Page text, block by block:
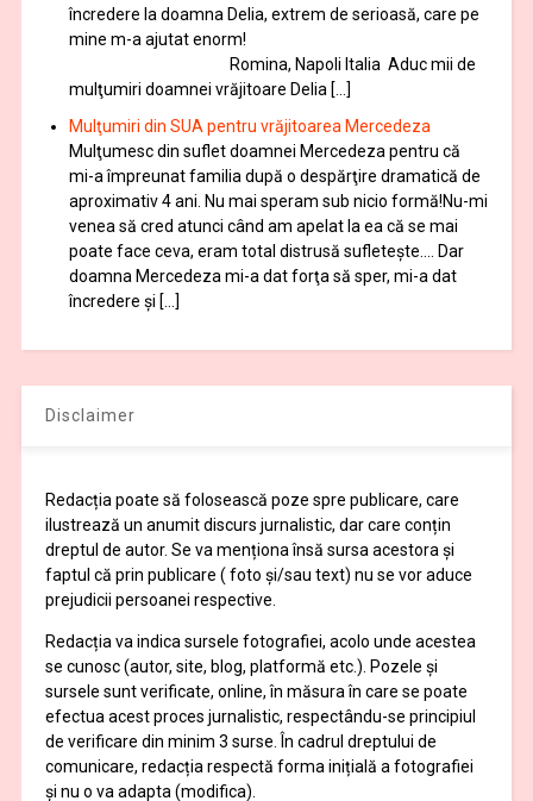
încredere la doamna Delia, extrem de serioasă, care pe
mine m-a ajutat enorm!
Romina, Napoli Italia Aduc mii de
mulţumiri doamnei vrăjitoare Delia […]
Mulţumiri din SUA pentru vrăjitoarea Mercedeza
Mulţumesc din suflet doamnei Mercedeza pentru că
mi-a împreunat familia după o despărţire dramatică de
aproximativ 4 ani. Nu mai speram sub nicio formă!Nu-mi
venea să cred atunci când am apelat la ea că se mai
poate face ceva, eram total distrusă sufleteşte…. Dar
doamna Mercedeza mi-a dat forţa să sper, mi-a dat
încredere şi […]
Disclaimer
Redacția poate să folosească poze spre publicare, care
ilustrează un anumit discurs jurnalistic, dar care conțin
dreptul de autor. Se va menționa însă sursa acestora și
faptul că prin publicare ( foto și/sau text) nu se vor aduce
prejudicii persoanei respective.
Redacția va indica sursele fotografiei, acolo unde acestea
se cunosc (autor, site, blog, platformă etc.). Pozele și
sursele sunt verificate, online, în măsura în care se poate
efectua acest proces jurnalistic, respectându-se principiul
de verificare din minim 3 surse. În cadrul dreptului de
comunicare, redacția respectă forma inițială a fotografiei
și nu o va adapta (modifica).